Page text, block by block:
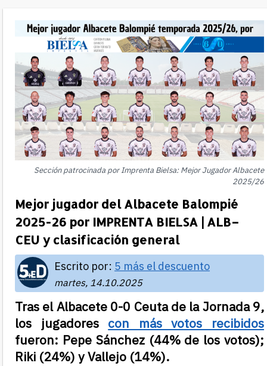
Sección patrocinada por Imprenta Bielsa: Mejor Jugador Albacete
2025/26
Mejor jugador del Albacete Balompié
2025-26 por IMPRENTA BIELSA | ALB–
CEU y clasificación general
Escrito por: 5 más el descuento
martes, 14.10.2025
Tras el Albacete 0-0 Ceuta de la Jornada 9,
los jugadores con más votos recibidos
fueron: Pepe Sánchez(44% de los votos);
Riki (24%) y Vallejo (14%).